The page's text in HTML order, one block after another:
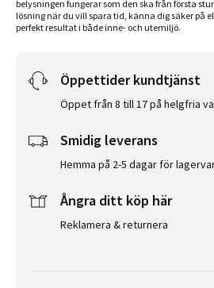
belysningen fungerar som den ska från första
lösning när du vill spara tid, känna dig säker på
perfekt resultat i både inne- och utemiljö.
Öppettider kundtjänst
Öppet från 8 till 17 på helgfria
Smidig leverans
Hemma på 2-5 dagar för
Ångra ditt köp här
Reklamera & returnera